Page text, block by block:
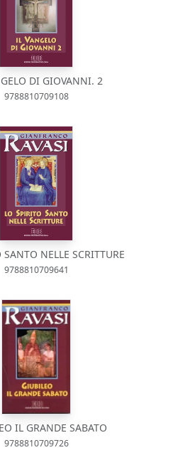
DI GIOVANNI. 2
9788810709108
SANTO NELLE SCRITTURE
9788810709641
IL GRANDE SABATO
9788810709726